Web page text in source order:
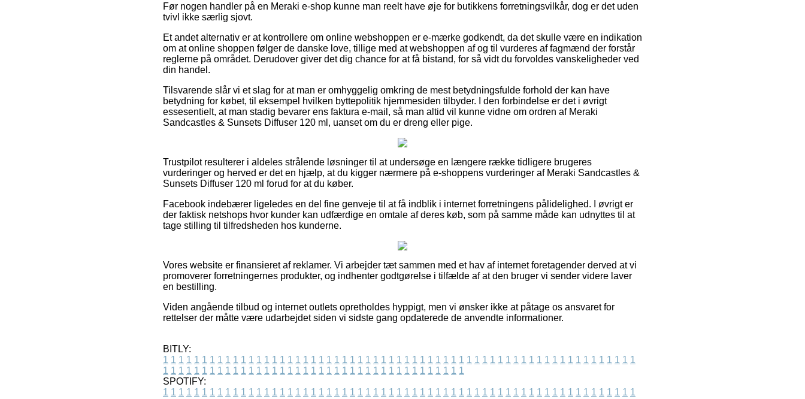
Før nogen handler på en Meraki e-shop kunne man reelt have øje for butikkens forretningsvilkår, dog er det uden
tvivl ikke særlig sjovt.
Et andet alternativ er at kontrollere om online webshoppen er e-mærke godkendt, da det skulle være en indikation
om at online shoppen følger de danske love, tillige med at webshoppen af og til vurderes af fagmænd der forstår
reglerne på området. Derudover giver det dig chance for at få bistand, for så vidt du forvoldes vanskeligheder ved
din handel.
Tilsvarende slår vi et slag for at man er omhyggelig omkring de mest betydningsfulde forhold der kan have
betydning for købet, til eksempel hvilken byttepolitik hjemmesiden tilbyder. I den forbindelse er det i øvrigt
essesentielt, at man stadig bevarer ens faktura e-mail, så man altid vil kunne vidne om ordren af Meraki
Sandcastles & Sunsets Diffuser 120 ml, uanset om du er dreng eller pige.
Trustpilot resulterer i aldeles strålende løsninger til at undersøge en længere række tidligere brugeres
vurderinger og herved er det en hjælp, at du kigger nærmere på e-shoppens vurderinger af Meraki Sandcastles &
Sunsets Diffuser 120 ml forud for at du køber.
Facebook indebærer ligeledes en del fine genveje til at få indblik i internet forretningens pålidelighed. I øvrigt er
der faktisk netshops hvor kunder kan udfærdige en omtale af deres køb, som på samme måde kan udnyttes til at
tage stilling til tilfredsheden hos kunderne.
Vores website er finansieret af reklamer. Vi arbejder tæt sammen med et hav af internet foretagender derved at vi
promoverer forretningernes produkter, og indhenter godtgørelse i tilfælde af at den bruger vi sender videre laver
en bestilling.
Viden angående tilbud og internet outlets opretholdes hyppigt, men vi ønsker ikke at påtage os ansvaret for
rettelser der måtte være udarbejdet siden vi sidste gang opdaterede de anvendte informationer.
BITLY:
1 1 1 1 1 1 1 1 1 1 1 1 1 1 1 1 1 1 1 1 1 1 1 1 1 1 1 1 1 1 1 1 1 1 1 1 1 1 1 1 1 1 1 1 1 1 1 1 1 1 1 1 1 1 1 1 1 1 1 1 1
1 1 1 1 1 1 1 1 1 1 1 1 1 1 1 1 1 1 1 1 1 1 1 1 1 1 1 1 1 1 1 1 1 1 1 1 1 1 1
SPOTIFY:
1 1 1 1 1 1 1 1 1 1 1 1 1 1 1 1 1 1 1 1 1 1 1 1 1 1 1 1 1 1 1 1 1 1 1 1 1 1 1 1 1 1 1 1 1 1 1 1 1 1 1 1 1 1 1 1 1 1 1 1 1